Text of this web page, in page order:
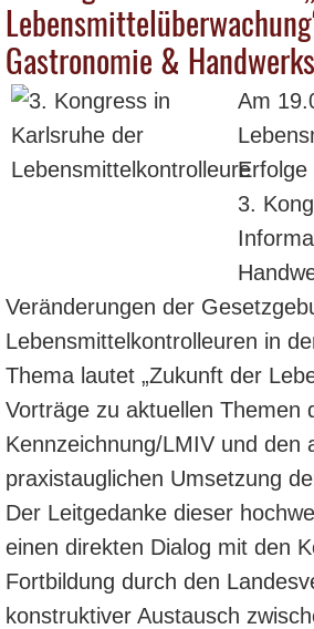
Gastronomie &
Am
Erfolge
3.
Veränderungen der
Lebensmittelkontrolleuren in
Thema lautet „Zukunft der
Vorträge zu aktuellen Themen
Kennzeichnung/LMIV und den
praxistauglichen Umsetzung
Der Leitgedanke dieser
einen direkten Dialog mit den
Fortbildung durch den
konstruktiver Austausch